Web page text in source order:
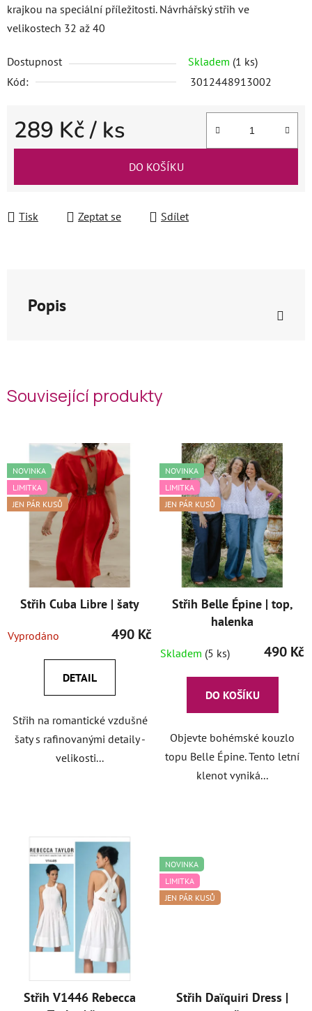
krajkou na speciální příležitosti. Návrhářský střih ve
velikostech 32 až 40
Dostupnost Skladem (1 ks)
Kód:
3012448913002
289 Kč/ ks
Měrná cena:
DO KOŠÍKU
Tisk Zeptat se Sdílet
Popis
Související produkty
NOVINKA
LIMITKA
JEN PÁR KUSŮ
Střih Cuba Libre | šaty
Vyprodáno 490 Kč
DETAIL
Střih na romantické vzdušné
šaty s rafinovanými detaily -
velikosti...
NOVINKA
LIMITKA
JEN PÁR KUSŮ
Střih Belle Épine | top,
halenka
Skladem (5 ks) 490 Kč
DO KOŠÍKU
Objevte bohémské kouzlo
topu Belle Épine. Tento letní
klenot vyniká...
Střih V1446 Rebecca
NOVINKA
LIMITKA
JEN PÁR KUSŮ
Střih Daïquiri Dress |